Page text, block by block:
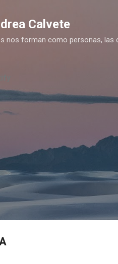
Calvete
nos forman como personas,